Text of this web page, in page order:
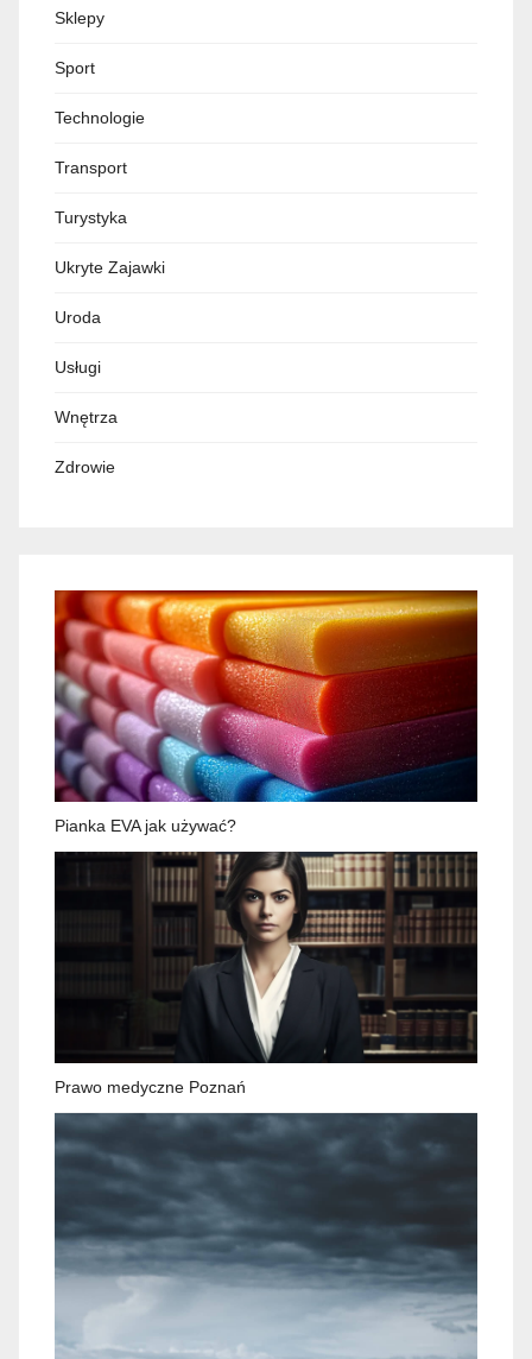
Sklepy
Sport
Technologie
Transport
Turystyka
Ukryte Zajawki
Uroda
Usługi
Wnętrza
Zdrowie
Pianka EVA jak używać?
Prawo medyczne Poznań